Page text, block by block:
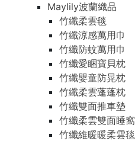
Maylily波蘭織品
竹纖柔雲毯
竹纖涼感萬用巾
竹纖防蚊萬用巾
竹纖愛睏寶貝枕
竹纖嬰童防晃枕
竹纖柔雲蓬蓬枕
竹纖雙面推車墊
竹纖柔雲雙面睡窩
竹纖維暖暖柔雲毯